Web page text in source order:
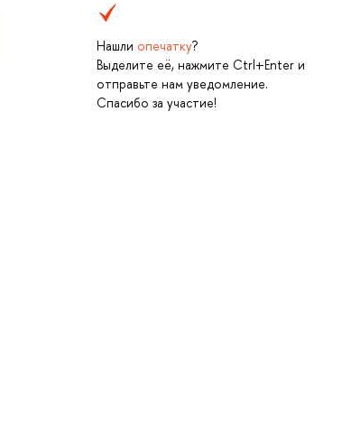
Нашли опечатку?
Выделите её, нажмите Ctrl+Enter и
отправьте нам уведомление.
Спасибо за участие!